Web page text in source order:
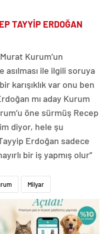
TAYYİP ERDOĞAN
Kurum’un
asılması ile ilgili soruya
karışıklık var onu ben
mı aday Kurum
öne sürmüş Recep
diyor, hele şu
Erdoğan sadece
bir iş yapmış olur”
Milyar